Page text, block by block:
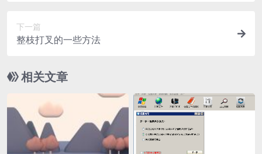
下一篇
整枝打叉的一些方法
相关文章